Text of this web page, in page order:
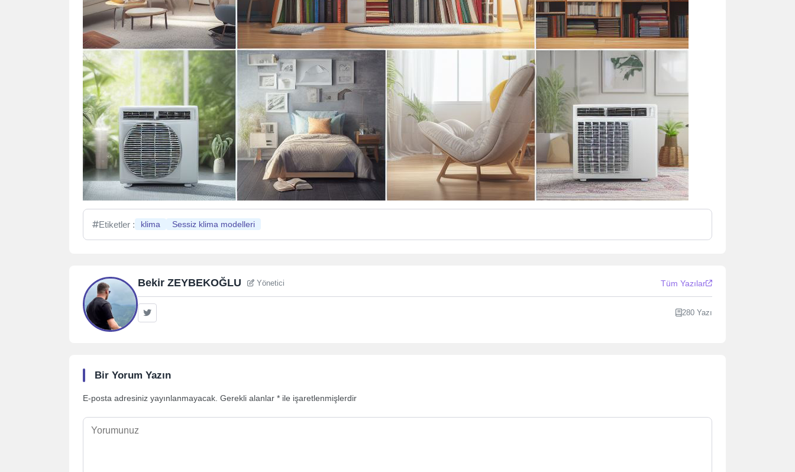
Etiketler : klima Sessiz klima modelleri
Bekir ZEYBEKOĞLU Yönetici Tüm Yazılar
280 Yazı
Bir Yorum Yazın
E-posta adresiniz yayınlanmayacak. Gerekli alanlar* ile işaretlenmişlerdir